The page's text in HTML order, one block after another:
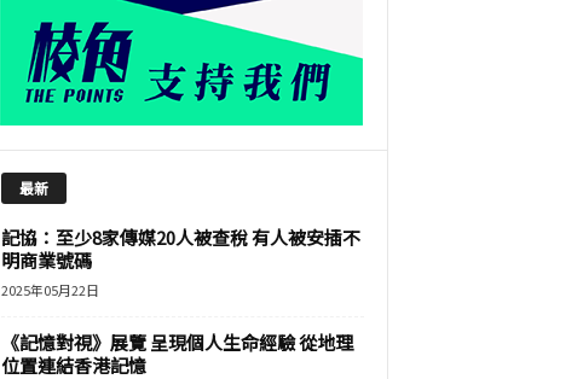
最新
記協：至少8家傳媒20人被查稅 有人被安插不
明商業號碼
2025年05月22日
《記憶對視》展覽 呈現個人生命經驗 從地理
位置連結香港記憶